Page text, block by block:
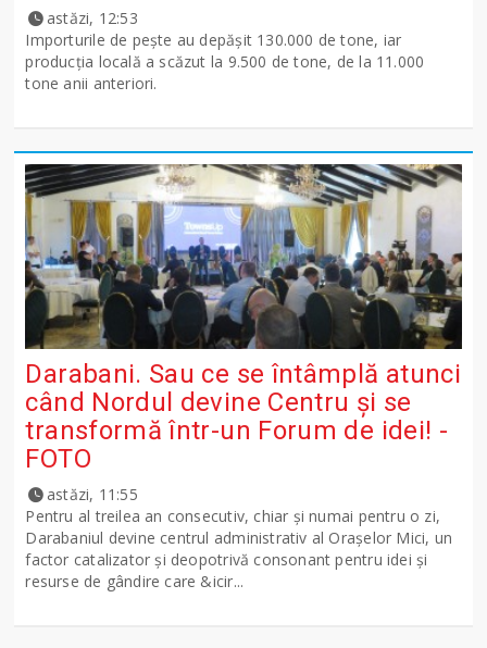
astăzi, 12:53
Importurile de peşte au depăşit 130.000 de tone, iar
producţia locală a scăzut la 9.500 de tone, de la 11.000
tone anii anteriori.
Darabani. Sau ce se întâmplă atunci
când Nordul devine Centru și se
transformă într-un Forum de idei! -
FOTO
astăzi, 11:55
Pentru al treilea an consecutiv, chiar și numai pentru o zi,
Darabaniul devine centrul administrativ al Orașelor Mici, un
factor catalizator și deopotrivă consonant pentru idei și
resurse de gândire care &icir...